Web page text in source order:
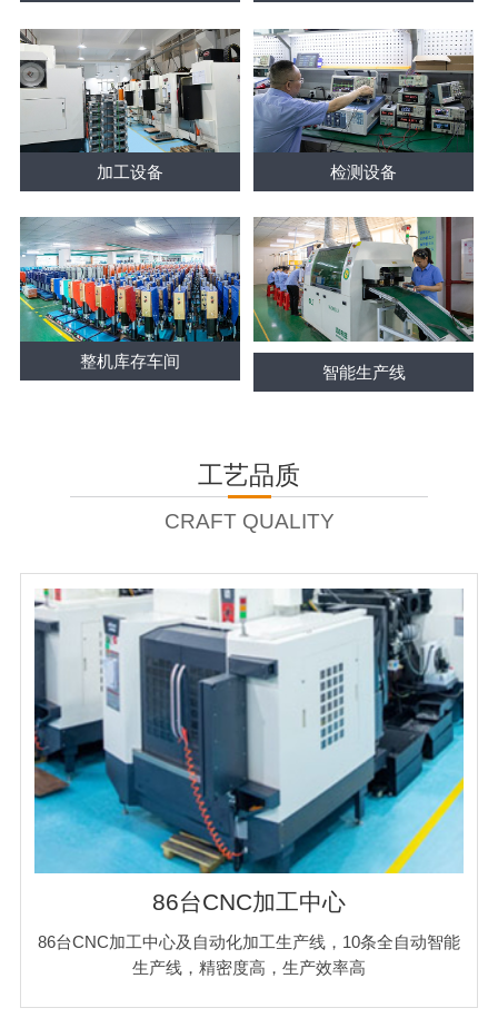
加工设备 检测设备
整机库存车间
智能生产线
工艺品质
CRAFT QUALITY
86台CNC加工中心
86台CNC加工中心及自动化加工生产线，10条全自动智能
生产线，精密度高，生产效率高